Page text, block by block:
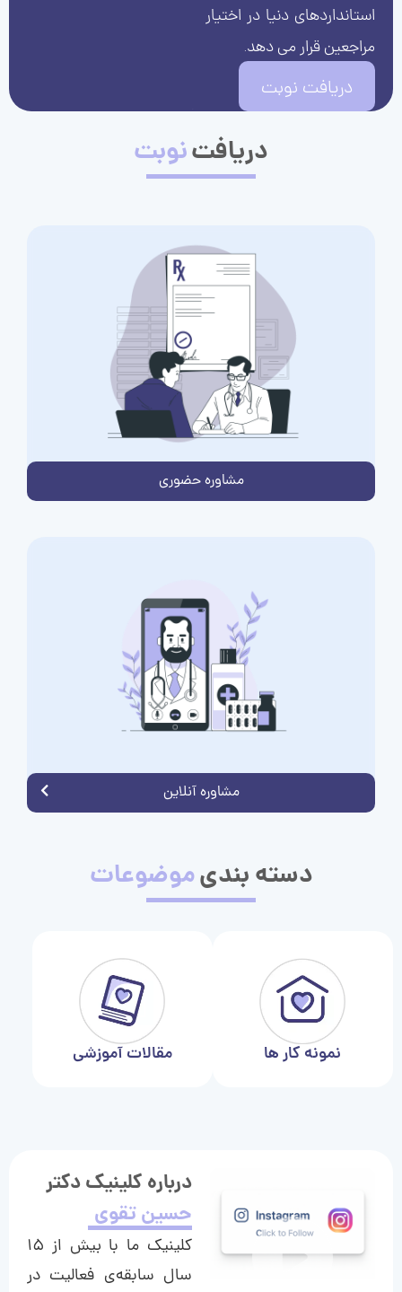
استانداردهای دنیا در اختیار
مراجعین قرار می دهد.
دریافت نوبت
دریافتنوبت
مشاوره حضوری
مشاوره آنلاین
دسته بندیموضوعات
نمونه کار ها مقالات آموزشی
درباره کلینیک دکتر
حسین تقوی
کلینیک ما با بیش از ۱۵
سال سابقه‌ی فعالیت در